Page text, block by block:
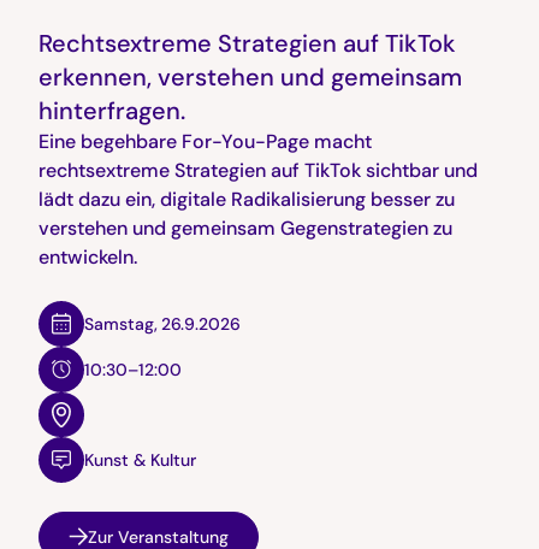
Rechtsextreme Strategien auf TikTok
erkennen, verstehen und gemeinsam
hinterfragen.
Eine begehbare For-You-Page macht
rechtsextreme Strategien auf TikTok sichtbar und
lädt dazu ein, digitale Radikalisierung besser zu
verstehen und gemeinsam Gegenstrategien zu
entwickeln.
Samstag,26.9.2026
10:30–12:00
Kunst & Kultur
Zur Veranstaltung